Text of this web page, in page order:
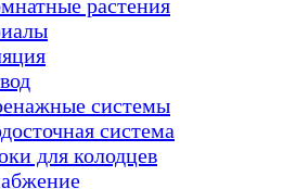
растения
системы
система
для колодцев